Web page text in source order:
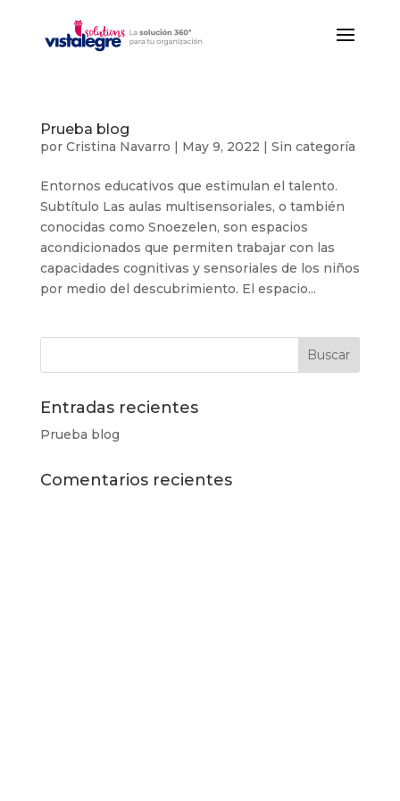
Prueba blog
por Cristina Navarro | May 9, 2022 | Sin categoría
Entornos educativos que estimulan el talento.
Subtítulo Las aulas multisensoriales, o también
conocidas como Snoezelen, son espacios
acondicionados que permiten trabajar con las
capacidades cognitivas y sensoriales de los niños
por medio del descubrimiento. El espacio...
Entradas recientes
Prueba blog
Comentarios recientes